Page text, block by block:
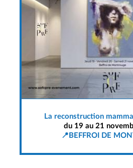
La reconstruction
du 19 au 21
📍BEFFROI DE